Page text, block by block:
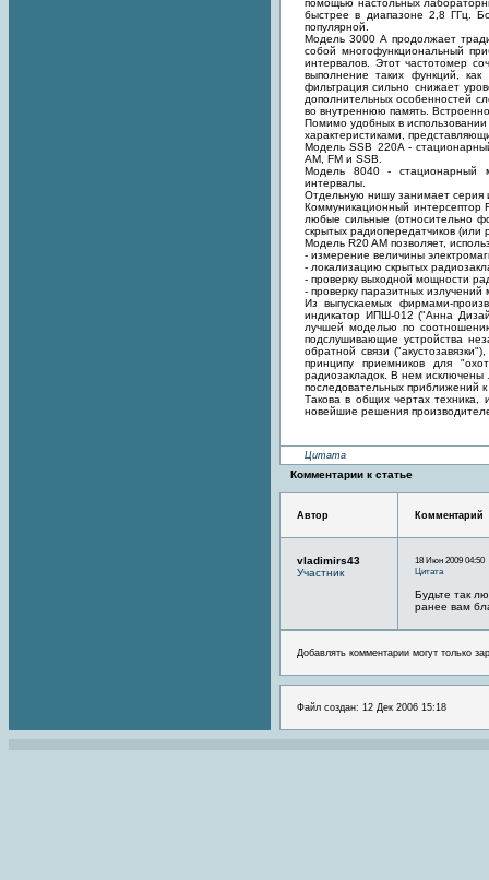
помощью настольных
быстрее в диапазоне 2,8 ГГц.
популярной.
Модель 3000 А продолжает
собой многофункциональный
интервалов. Этот частотомер
выполнение таких функций,
фильтрация сильно снижает
дополнительных особенностей
во внутреннюю память.
Помимо удобных в
характеристиками,
Модель SSB 220A -
AM, FM и SSB.
Модель 8040 - стационарный
интервалы.
Отдельную нишу занимает серия
Коммуникационный интерсептор
любые сильные (относительно
скрытых радиопередатчиков
Модель R20 AM позволяет,
- измерение величины
- локализацию скрытых
- проверку выходной мощности
- проверку паразитных излучений
Из выпускаемых фирмами-
индикатор ИПШ-012 ("Анна
лучшей моделью по
подслушивающие устройства
обратной связи
принципу приемников для
радиозакладок. В нем исключены
последовательных приближений
Такова в общих чертах техника,
новейшие решения
Цитата
Комментарии к статье
Автор Комментарий
vladimirs43
Участник
18 Июн 2009 04:50
Цитата
Будьте так
ранее вам
Добавлять комментарии могут только
Файл создан: 12 Дек 2006 15:18